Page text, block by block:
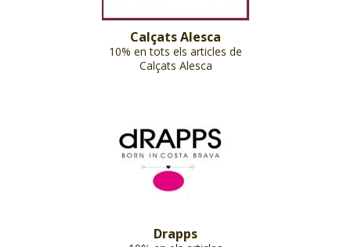
Calçats Alesca
10% en tots els articles de
Calçats Alesca
Drapps